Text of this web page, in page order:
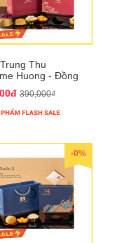
Thu
Huong - Đồng
390,000₫
-0%